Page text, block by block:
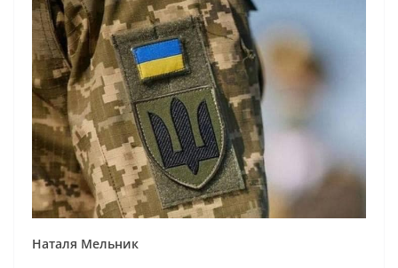
Наталя Мельник